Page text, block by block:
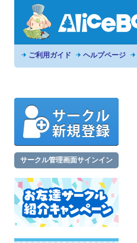
ご利用ガイド ヘルプページ
サークル管理画面サインイン